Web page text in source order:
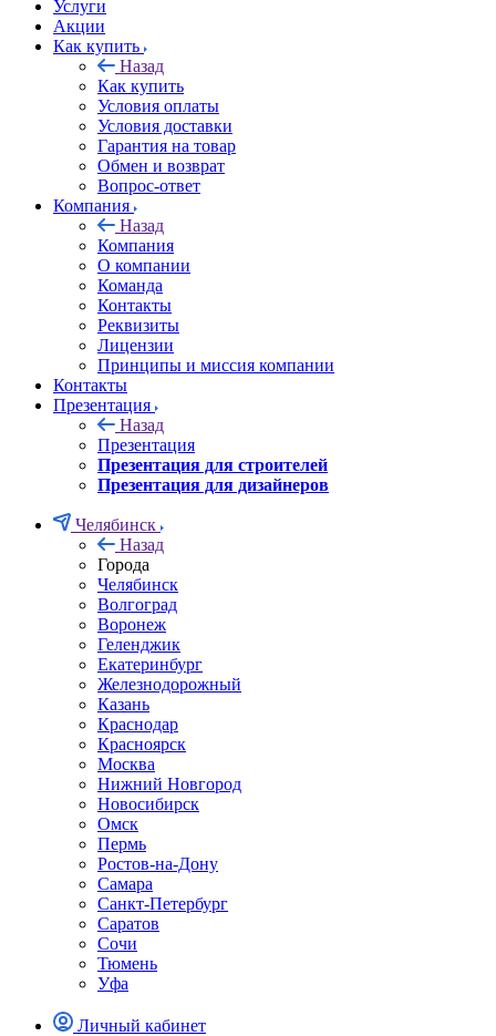
Услуги
Акции
Как купить
Назад
Как купить
Условия оплаты
Условия доставки
Гарантия на товар
Обмен и возврат
Вопрос-ответ
Компания
Назад
Компания
О компании
Команда
Контакты
Реквизиты
Лицензии
Принципы и миссия компании
Контакты
Презентация
Назад
Презентация
Презентация для строителей
Презентация для дизайнеров
Челябинск
Назад
Города
Челябинск
Волгоград
Воронеж
Геленджик
Екатеринбург
Железнодорожный
Казань
Краснодар
Красноярск
Москва
Нижний Новгород
Новосибирск
Омск
Пермь
Ростов-на-Дону
Самара
Санкт-Петербург
Саратов
Сочи
Тюмень
Уфа
Личный кабинет